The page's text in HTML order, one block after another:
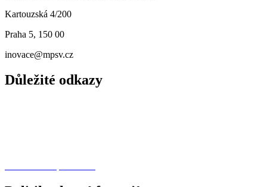
Kartouzská 4/200
Praha 5, 150 00
inovace@mpsv.cz
Důležité odkazy